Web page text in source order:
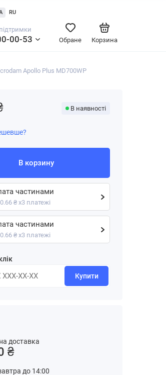
RU
00-53 Корзина
Обране
Apollo Plus MD700WP
В наявності
В корзину
частинами
₴ х3 платежі
частинами
₴ х3 платежі
Купити
доставка
₴
до 14:00